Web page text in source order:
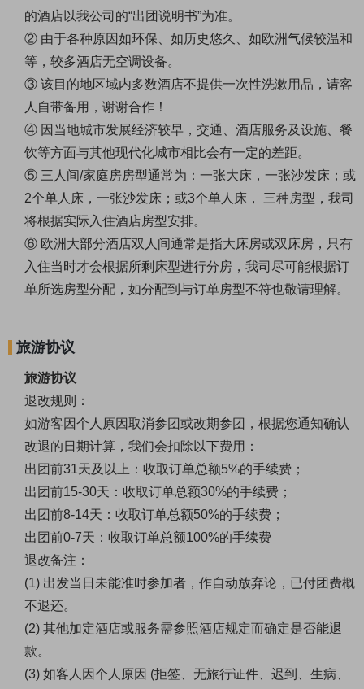
的酒店以我公司的“出团说明书”为准。
② 由于各种原因如环保、如历史悠久、如欧洲气候较温和
等，较多酒店无空调设备。
③ 该目的地区域内多数酒店不提供一次性洗漱用品，请客
人自带备用，谢谢合作！
④ 因当地城市发展经济较早，交通、酒店服务及设施、餐
饮等方面与其他现代化城市相比会有一定的差距。
⑤ 三人间/家庭房房型通常为：一张大床，一张沙发床；或
2个单人床，一张沙发床；或3个单人床， 三种房型，我司
将根据实际入住酒店房型安排。
⑥ 欧洲大部分酒店双人间通常是指大床房或双床房，只有
入住当时才会根据所剩床型进行分房，我司尽可能根据订
单所选房型分配，如分配到与订单房型不符也敬请理解。
旅游协议
旅游协议
退改规则：
如游客因个人原因取消参团或改期参团，根据您通知确认
改退的日期计算，我们会扣除以下费用：
出团前31天及以上：收取订单总额5%的手续费；
出团前15-30天：收取订单总额30%的手续费；
出团前8-14天：收取订单总额50%的手续费；
出团前0-7天：收取订单总额100%的手续费
退改备注：
(1) 出发当日未能准时参加者，作自动放弃论，已付团费概
不退还。
(2) 其他加定酒店或服务需参照酒店规定而确定是否能退
款。
(3) 如客人因个人原因 (拒签、无旅行证件、迟到、生病、